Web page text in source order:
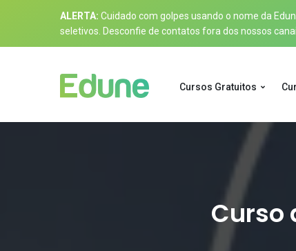
ALERTA: Cuidado com golpes usando o nome da
seletivos. Desconfie de contatos fora dos nossos
Cursos Gratuitos
Curso